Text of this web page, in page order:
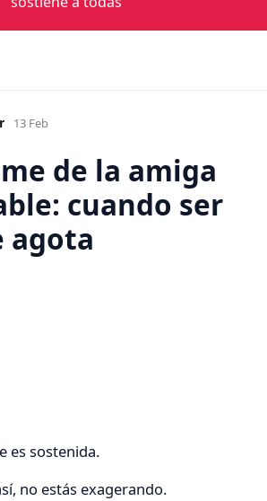
13 Feb
de la amiga
cuando ser
agota
es sostenida.
no estás exagerando.